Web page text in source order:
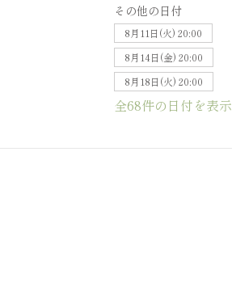
その他の日付
8月11日(火) 20:00
8月14日(金) 20:00
8月18日(火) 20:00
全68件の日付を表示